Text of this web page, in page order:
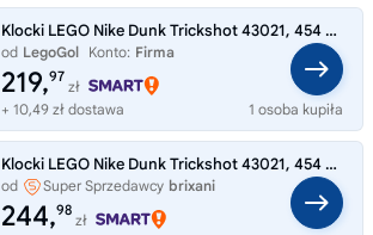
Klocki LEGO Nike Dunk Trickshot 43021, 454 elementy, 10+
od LegoGol Konto: Firma
219,97
zł
+ 10,49 zł dostawa
1 osoba kupiła
Klocki LEGO Nike Dunk Trickshot 43021, 454 elementy, 10+
od Super Sprzedawcy brixani
244,98
zł